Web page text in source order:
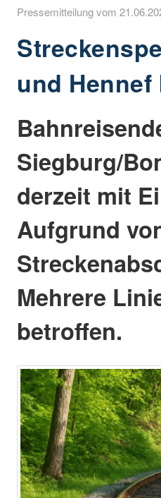
Pressemitteilung vom
und
Siegburg/
derzeit mit
Aufgrund
Mehrere
betroffen.